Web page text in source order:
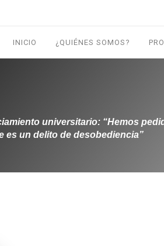
INICIO ¿QUIÉNES SOMOS?
universitario: “Hemos
es un delito de desobediencia”